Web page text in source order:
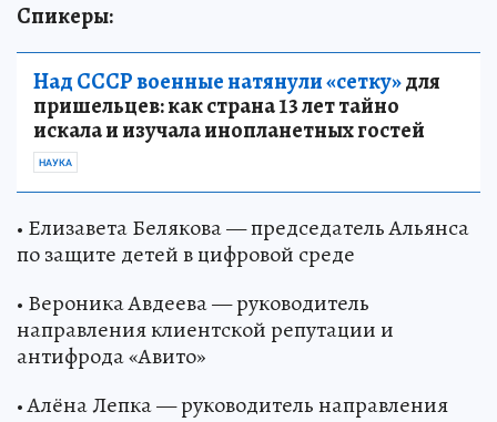
Спикеры:
Над СССР военные натянули «сетку»для
пришельцев: как страна 13 лет тайно
искала и изучала инопланетных гостей
НАУКА
• Елизавета Белякова — председатель Альянса
по защите детей в цифровой среде
• Вероника Авдеева — руководитель
направления клиентской репутации и
антифрода «Авито»
• Алёна Лепка — руководитель направления